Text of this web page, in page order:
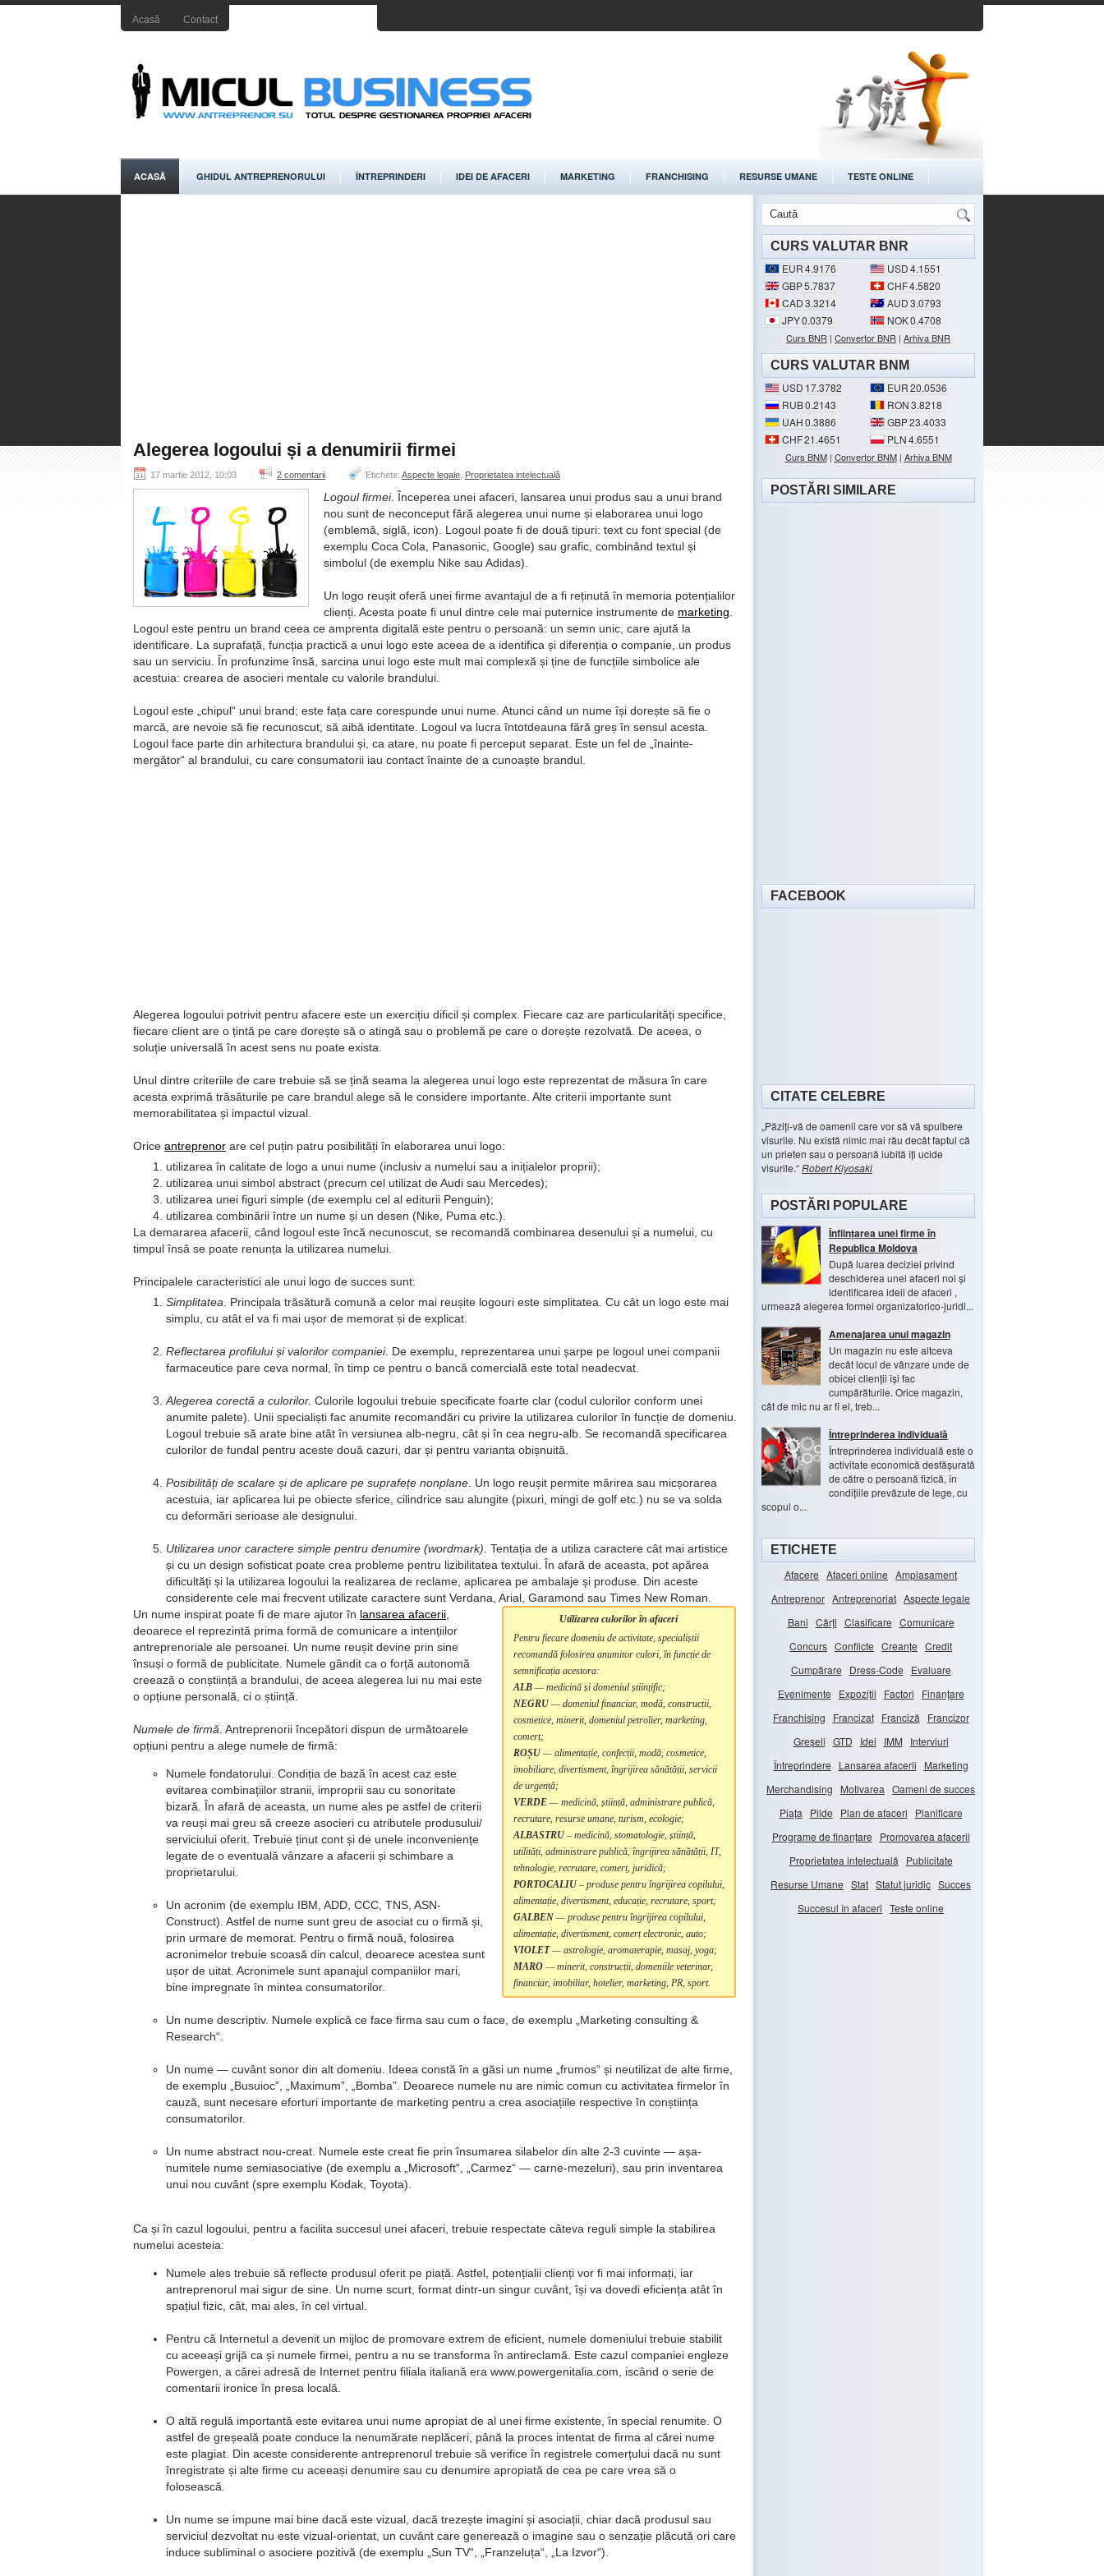
Acasă Contact
ACASĂ GHIDUL ANTREPRENORULUI ÎNTREPRINDERI IDEI DE AFACERI MARKETING FRANCHISING RESURSE UMANE TESTE ONLINE
Alegerea logoului și a denumirii firmei
17 martie 2012, 10:03 2 comentarii Etichete: Aspecte legale Proprietatea intelectuală
Logoul firmei. Începerea unei afaceri, lansarea unui produs sau a unui brand
nou sunt de neconceput fără alegerea unui nume și elaborarea unui logo
(emblemă, siglă, icon). Logoul poate fi de două tipuri: text cu font special (de
exemplu Coca Cola, Panasonic, Google) sau grafic, combinând textul și
simbolul (de exemplu Nike sau Adidas).
Un logo reușit oferă unei firme avantajul de a fi reținută în memoria potențialilor
clienți. Acesta poate fi unul dintre cele mai puternice instrumente de marketing
Logoul este pentru un brand ceea ce amprenta digitală este pentru o persoană: un semn unic, care ajută la
identificare. La suprafață, funcția practică a unui logo este aceea de a identifica și diferenția o companie, un produs
sau un serviciu. În profunzime însă, sarcina unui logo este mult mai complexă și ține de funcțiile simbolice ale
acestuia: crearea de asocieri mentale cu valorile brandului.
Logoul este chipul
unui brand; este fața care corespunde unui nume. Atunci când un nume își dorește să fie o
marcă, are nevoie să fie recunoscut, să aibă identitate. Logoul va lucra întotdeauna fără greș în sensul acesta.
Logoul face parte din arhitectura brandului și, ca atare, nu poate fi perceput separat. Este un fel de înainte-
mergător al brandului, cu care consumatorii iau contact înainte de a cunoaște brandul.
Alegerea logoului potrivit pentru afacere este un exercițiu dificil și complex. Fiecare caz are particularități specifice,
fiecare client are o țintă pe care dorește să o atingă sau o problemă pe care o dorește rezolvată. De aceea, o
soluție universală în acest sens nu poate exista.
Unul dintre criteriile de care trebuie să se țină seama la alegerea unui logo este reprezentat de măsura în care
acesta exprimă trăsăturile pe care brandul alege să le considere importante. Alte criterii importante sunt
memorabilitatea și impactul vizual.
Orice antreprenor are cel puțin patru posibilități în elaborarea unui logo:
utilizarea în calitate de logo a unui nume (inclusiv a numelui sau a inițialelor proprii);
utilizarea unui simbol abstract (precum cel utilizat de Audi sau Mercedes);
utilizarea unei figuri simple (de exemplu cel al editurii Penguin);
utilizarea combinării între un nume și un desen (Nike, Puma etc.).
La demararea afacerii, când logoul este încă necunoscut, se recomandă combinarea desenului și a numelui, cu
timpul însă se poate renunța la utilizarea numelui.
Principalele caracteristici ale unui logo de succes sunt:
Simplitatea . Principala trăsătură comună a celor mai reușite logouri este simplitatea. Cu cât un logo este mai
simplu, cu atât el va fi mai ușor de memorat și de explicat.
Reflectarea profilului și valorilor companiei. De exemplu, reprezentarea unui șarpe pe logoul unei companii
farmaceutice pare ceva normal, în timp ce pentru o bancă comercială este total neadecvat.
Alegerea corectă a culorilor. Culorile logoului trebuie specificate foarte clar (codul culorilor conform unei
anumite palete). Unii specialiști fac anumite recomandări cu privire la utilizarea culorilor în funcție de domeniu.
Logoul trebuie să arate bine atât în versiunea alb-negru, cât și în cea negru-alb. Se recomandă specificarea
culorilor de fundal pentru aceste două cazuri, dar și pentru varianta obișnuită.
Posibilități de scalare și de aplicare pe suprafețe nonplane . Un logo reușit permite mărirea sau micșorarea
acestuia, iar aplicarea lui pe obiecte sferice, cilindrice sau alungite (pixuri, mingi de golf etc.) nu se va solda
cu deformări serioase ale designului.
Utilizarea unor caractere simple pentru denumire (wordmark) . Tentația de a utiliza caractere cât mai artistice
și cu un design sofisticat poate crea probleme pentru lizibilitatea textului. În afară de aceasta, pot apărea
dificultăți și la utilizarea logoului la realizarea de reclame, aplicarea pe ambalaje și produse. Din aceste
considerente cele mai frecvent utilizate caractere sunt Verdana, Arial, Garamond sau Times New Roman.
Utilizarea culorilor în afaceri
Pentru fiecare domeniu de activitate, specialiștii
recomandă folosirea anumitor culori, în funcție de
semnificația acestora:
ALB— medicină și domeniul științific;
NEGRU— domeniul financiar, modă, construcții,
cosmetice, minerit, domeniul petrolier, marketing,
comerț;
ROȘU— alimentație, confecții, modă, cosmetice,
imobiliare, divertisment, îngrijirea sănătății, servicii
de urgență;
VERDE— medicină, știință, administrare publică,
recrutare, resurse umane, turism, ecologie;
ALBASTRU– medicină, stomatologie, știință,
utilități, administrare publică, îngrijirea sănătății, IT,
tehnologie, recrutare, comerț, juridică;
PORTOCALIU – produse pentru îngrijirea copilului,
alimentație, divertisment, educație, recrutare, sport;
GALBEN— produse pentru îngrijirea copilului,
alimentație, divertisment, comerț electronic, auto;
VIOLET— astrologie, aromaterapie, masaj, yoga;
MARO— minerit, construcții, domeniile veterinar,
financiar, imobiliar, hotelier, marketing, PR, sport.
Un nume inspirat poate fi de mare ajutor în lansarea afacerii
deoarece el reprezintă prima formă de comunicare a intențiilor
antreprenoriale ale persoanei. Un nume reușit devine prin sine
însuși o formă de publicitate. Numele gândit ca o forță autonomă
creează o conștiință a brandului, de aceea alegerea lui nu mai este
o opțiune personală, ci o știință.
Numele de firmă . Antreprenorii începători dispun de următoarele
opțiuni pentru a alege numele de firmă:
Numele fondatorului. Condiția de bază în acest caz este
evitarea combinațiilor stranii, improprii sau cu sonoritate
bizară. În afară de aceasta, un nume ales pe astfel de criterii
va reuși mai greu să creeze asocieri cu atributele produsului/
serviciului oferit. Trebuie ținut cont și de unele inconveniențe
legate de o eventuală vânzare a afacerii și schimbare a
proprietarului.
Un acronim (de exemplu IBM, ADD, CCC, TNS, ASN-
Construct). Astfel de nume sunt greu de asociat cu o firmă și,
prin urmare de memorat. Pentru o firmă nouă, folosirea
acronimelor trebuie scoasă din calcul, deoarece acestea sunt
ușor de uitat. Acronimele sunt apanajul companiilor mari,
bine impregnate în mintea consumatorilor.
Un nume descriptiv. Numele explică ce face firma sau cum o face, de exemplu
Marketing consulting &
Research
Un nume — cuvânt sonor din alt domeniu. Ideea constă în a găsi un nume frumos și neutilizat de alte firme,
de exemplu „Busuioc”, „Maximum”, „Bomba”. Deoarece numele nu are nimic comun cu activitatea firmelor în
cauză, sunt necesare eforturi importante de marketing pentru a crea asociațiile respective în conștiința
consumatorilor.
Un nume abstract nou-creat. Numele este creat fie prin însumarea silabelor din alte 2-3 cuvinte — așa-
numitele nume semiasociative (de exemplu a
Microsoft Carmez — carne-mezeluri), sau prin inventarea
unui nou cuvânt (spre exemplu Kodak, Toyota).
Ca și în cazul logoului, pentru a facilita succesul unei afaceri, trebuie respectate câteva reguli simple la stabilirea
numelui acesteia:
Numele ales trebuie să reflecte produsul oferit pe piață. Astfel, potențialii clienți vor fi mai informați, iar
antreprenorul mai sigur de sine. Un nume scurt, format dintr-un singur cuvânt, își va dovedi eficiența atât în
spațiul fizic, cât, mai ales, în cel virtual.
Pentru că Internetul a devenit un mijloc de promovare extrem de eficient, numele domeniului trebuie stabilit
cu aceeași grijă ca și numele firmei, pentru a nu se transforma în antireclamă. Este cazul companiei engleze
Powergen, a cărei adresă de Internet pentru filiala italiană era www.powergenitalia.com, iscând o serie de
comentarii ironice în presa locală.
O altă regulă importantă este evitarea unui nume apropiat de al unei firme existente, în special renumite. O
astfel de greșeală poate conduce la nenumărate neplăceri, până la proces intentat de firma al cărei nume
este plagiat. Din aceste considerente antreprenorul trebuie să verifice în registrele comerțului dacă nu sunt
înregistrate și alte firme cu aceeași denumire sau cu denumire apropiată de cea pe care vrea să o
folosească.
Un nume se impune mai bine dacă este vizual, dacă trezește imagini și asociații, chiar dacă produsul sau
serviciul dezvoltat nu este vizual-orientat, un cuvânt care generează o imagine sau o senzație plăcută ori care
induce subliminal o asociere pozitivă (de exemplu
Sun TV Franzeluța La Izvor ).
CURS VALUTAR BNR
EUR4.9176 USD4.1551
GBP5.7837 CHF4.5820
CAD3.3214 AUD3.0793
JPY0.0379 NOK0.4708
Curs BNR | Convertor BNR | Arhiva BNR
CURS VALUTAR BNM
USD 17.3782 EUR20.0536
RUB0.2143 RON3.8218
UAH0.3886 GBP23.4033
CHF21.4651 PLN4.6551
Curs BNM| Convertor BNM| Arhiva BNM
POSTĂRI SIMILARE
FACEBOOK
CITATE CELEBRE
Păziți-vă de oamenii care vor să vă spulbere
visurile. Nu există nimic mai rău decât faptul că
un prieten sau o persoană iubită îți ucide
visurile. Robert Kiyosaki
POSTĂRI POPULARE
Înființarea unei firme în
Republica Moldova
După luarea deciziei privind
deschiderea unei afaceri noi și
identificarea ideii de afaceri ,
urmează alegerea formei organizatorico-juridi...
Amenajarea unui magazin
Un magazin nu este altceva
decât locul de vânzare unde de
obicei clienții își fac
cumpărăturile. Orice magazin,
cât de mic nu ar fi el, treb...
Întreprinderea individuală
Întreprinderea individuală este o
activitate economică desfășurată
de către o persoană fizică, în
condițiile prevăzute de lege, cu
scopul o...
ETICHETE
Afacere Afaceri online Amplasament
Antreprenor Antreprenoriat Aspecte legale
Bani Cărți Clasificare Comunicare
Concurs Conflicte Creanțe Credit
Cumpărare
Dress-Code
Evaluare
Evenimente
Expoziții Factori
Finanțare
Franchising
Francizat Franciză
Francizor
Greșeli GTD Idei IMM
Interviuri
Întreprindere
Lansarea afacerii
Marketing
Merchandising
Motivarea Oameni de succes
Piața
Pilde Plan de afaceri
Planificare
Programe de finanțare
Promovarea afacerii
Proprietatea intelectuală
Publicitate
Resurse Umane Stat Statut juridic Succes
Succesul în afaceri Teste online